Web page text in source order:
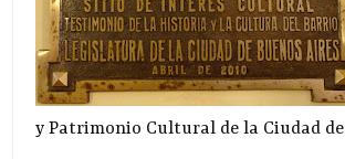
y Patrimonio Cultural de la Ciudad de